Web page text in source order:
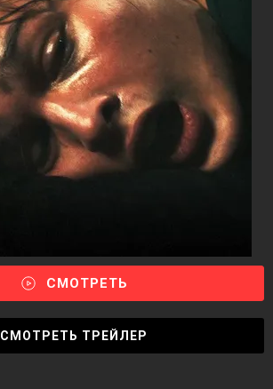
СМОТРЕТЬ
СМОТРЕТЬ ТРЕЙЛЕР